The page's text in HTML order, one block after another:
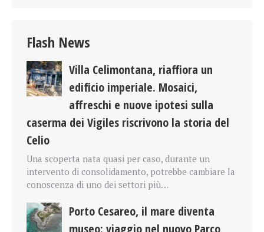
Flash News
Villa Celimontana, riaffiora un
edificio imperiale. Mosaici,
affreschi e nuove ipotesi sulla
caserma dei Vigiles riscrivono la storia del
Celio
Una scoperta nata quasi per caso, durante un
intervento di consolidamento, potrebbe cambiare la
conoscenza di uno dei settori più…
Porto Cesareo, il mare diventa
museo: viaggio nel nuovo Parco